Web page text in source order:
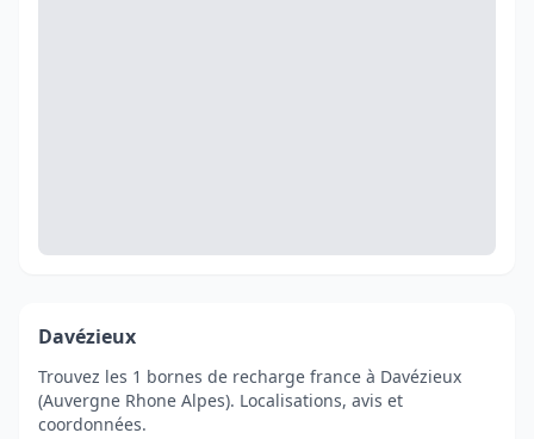
Davézieux
Trouvez les 1 bornes de recharge france à Davézieux
(Auvergne Rhone Alpes). Localisations, avis et
coordonnées.